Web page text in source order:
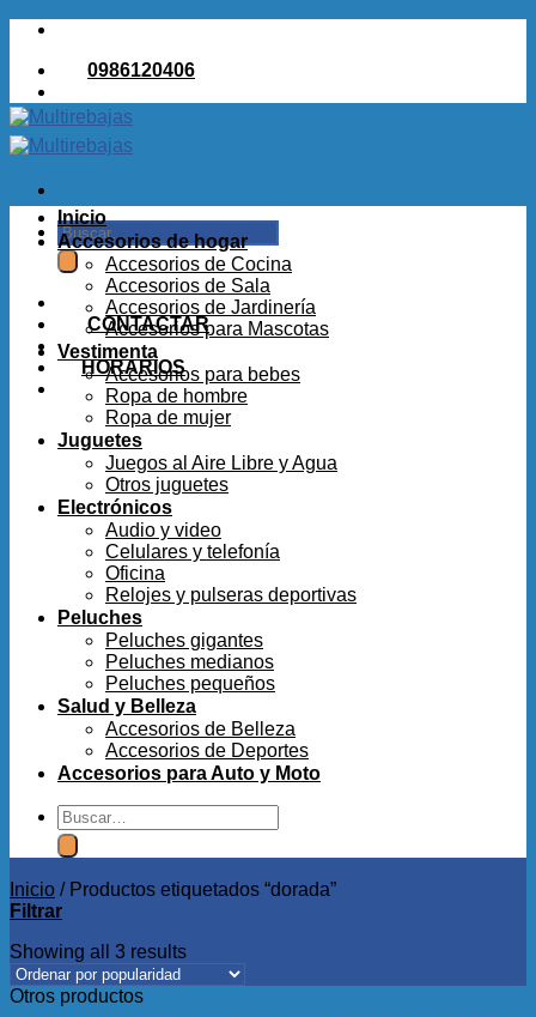
Saltar
contenido0986120406
Buscar
por:
CONTACTAR
HORARIOS
Inicio
Accesorios de hogar
Accesorios de Cocina
Accesorios de Sala
Accesorios de Jardinería
Accesorios para Mascotas
Vestimenta
Accesorios para bebes
Ropa de hombre
Ropa de mujer
Juguetes
Juegos al Aire Libre y Agua
Otros juguetes
Electrónicos
Audio y video
Celulares y telefonía
Oficina
Relojes y pulseras deportivas
Peluches
Peluches gigantes
Peluches medianos
Peluches pequeños
Salud y Belleza
Accesorios de Belleza
Accesorios de Deportes
Accesorios para Auto y Moto
Buscar
por:
Inicio /Productos etiquetados “dorada”
Filtrar
Showing all 3 results
Otros productos